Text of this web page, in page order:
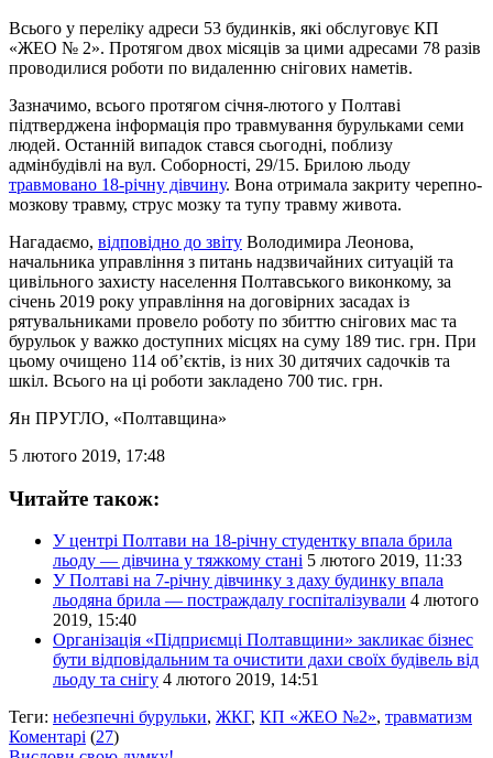
Всього у переліку адреси 53 будинків, які обслуговує КП
«ЖЕО № 2». Протягом двох місяців за цими адресами 78 разів
проводилися роботи по видаленню снігових наметів.
Зазначимо, всього протягом січня-лютого у Полтаві
підтверджена інформація про травмування бурульками семи
людей. Останній випадок стався сьогодні, поблизу
адмінбудівлі на вул. Соборності, 29/15. Брилою льоду
травмовано 18-річну дівчину. Вона отримала закриту черепно-
мозкову травму, струс мозку та тупу травму живота.
Нагадаємо, відповідно до звіту Володимира Леонова,
начальника управління з питань надзвичайних ситуацій та
цивільного захисту населення Полтавського виконкому, за
січень 2019 року управління на договірних засадах із
рятувальниками провело роботу по збиттю снігових мас та
бурульок у важко доступних місцях на суму 189 тис. грн. При
цьому очищено 114 об’єктів, із них 30 дитячих садочків та
шкіл. Всього на ці роботи закладено 700 тис. грн.
Ян ПРУГЛО, «Полтавщина»
5 лютого 2019, 17:48
Читайте також:
У центрі Полтави на 18-річну студентку впала брила
льоду — дівчина у тяжкому стані 5 лютого 2019, 11:33
У Полтаві на 7-річну дівчинку з даху будинку впала
льодяна брила — постраждалу госпіталізували 4 лютого
2019, 15:40
Організація «Підприємці Полтавщини» закликає бізнес
бути відповідальним та очистити дахи своїх будівель від
льоду та снігу 4 лютого 2019, 14:51
Теги: небезпечні бурульки, ЖКГ, КП «ЖЕО №2», травматизм
Коментарі (27)